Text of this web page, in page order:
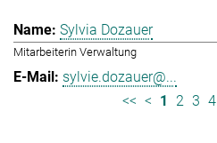
Sylvia Dozauer
Mitarbeiterin Verwaltung
sylvie.dozauer@...
<< < 1 2 3 4